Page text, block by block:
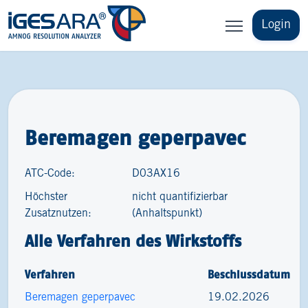
Login
Beremagen geperpavec
ATC-Code: D03AX16
Höchster
Zusatznutzen:
nicht quantifizierbar
(Anhaltspunkt)
Alle Verfahren des Wirkstoffs
Verfahren Beschlussdatum
Beremagen geperpavec 19.02.2026